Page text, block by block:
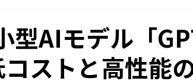
Llama Dify
型AIモデル「
ストと高性能